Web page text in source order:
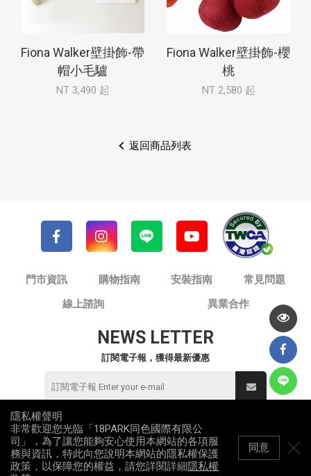
Fiona Walker壁掛飾-帶
帽小毛驢
NT 3,490 起
Fiona Walker壁掛飾-櫻
桃
NT 2,580 起
返回商品列表
門市資訊 購物指南 安裝指南
常見問題
線上諮詢
異業合作
NEWS LETTER
訂閱電子報，獲得最新優惠
© 同色國際有限公司 / 18PARK流行燈飾傢飾
統一編號：82953912
All Rights Reserved
隱私權聲明
非常歡迎您光臨「18PARK同色國際有限公
司」，為了讓您能夠安心使用本網站的各項服
務與資訊，特此向您說明本網站的隱私權保護
政策，以保障您的權益，請您詳閱詳細隱私權
同意